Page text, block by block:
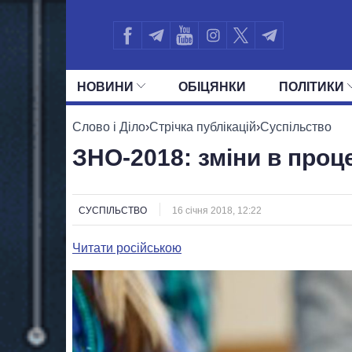
НОВИНИ ОБIЦЯНКИ ПОЛIТИКИ
УСІ ПОЛІТИКИ ПРЕЗИДЕНТ І ОФІС
Слово і Діло›Стрічка публікацій›Суспільство
ЗНО-2018: зміни в
СУСПІЛЬСТВО 16 січня 2018, 12:22
Читати російською